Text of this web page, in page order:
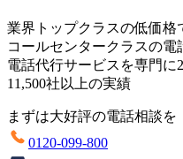
業界トップクラスの低価格
コールセンタークラスの電
電話代行サービスを専門に
11,500社以上の実績
まずは大好評の電話相談を
0120-099-800